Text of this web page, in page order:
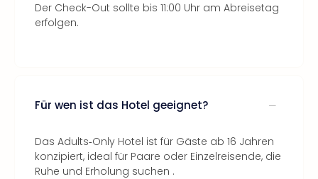
Der Check-Out sollte bis 11:00 Uhr am Abreisetag
erfolgen.
Für wen ist das Hotel geeignet?
Das Adults‑Only Hotel ist für Gäste ab 16 Jahren
konzipiert, ideal für Paare oder Einzelreisende, die
Ruhe und Erholung suchen .